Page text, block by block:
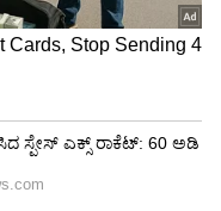
ಹೀಗಾಗಿ
ಮಾರಾಟ